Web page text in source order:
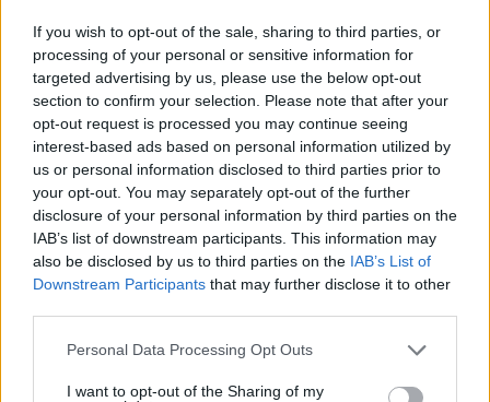
If you wish to opt-out of the sale, sharing to third parties, or
processing of your personal or sensitive information for
targeted advertising by us, please use the below opt-out
section to confirm your selection. Please note that after your
opt-out request is processed you may continue seeing
interest-based ads based on personal information utilized by
us or personal information disclosed to third parties prior to
your opt-out. You may separately opt-out of the further
disclosure of your personal information by third parties on the
IAB’s list of downstream participants. This information may
also be disclosed by us to third parties on the IAB’s List of
Downstream Participants that may further disclose it to other
Please note that this website/app uses one or more Google
not limited to your visit or usage behaviour. You may click to
Personal Data Processing Opt Outs
I want to opt-out of the Sharing of my
07/09/2023 - 19:16
Δίκη Χρυσής Αυγής - Κατάθεση
συνδικαλιστή του ΠΑΜΕ: «Μας
επιτέθηκαν για να μας σκοτώσουν»
Με την κατάθεση του Παναγιώτη Γκούτη
συνεχίστηκε σήμερα, η δίκη της ναζιστικής
εγκληματικής οργάνωσης Χρυσή Αυγή μετά
τις καλοκαιρινές διακοπές